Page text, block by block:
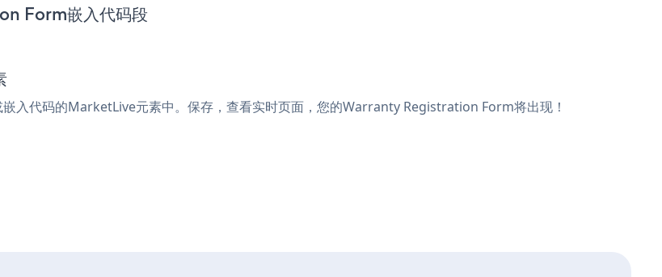
Form嵌入代码段
代码的MarketLive元素中。保存，查看实时页面，您的Warranty Registration Form将出现！